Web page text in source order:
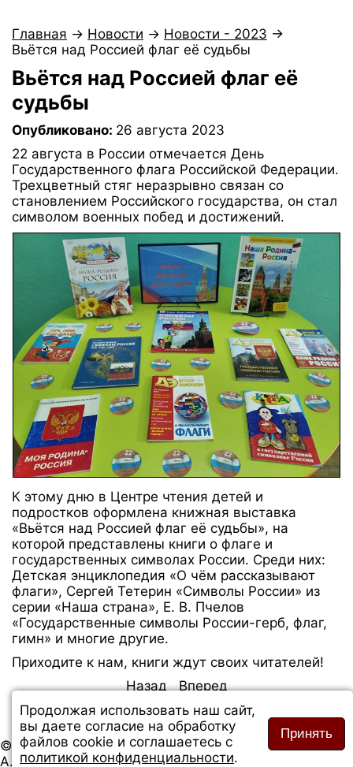
Главная → Новости → Новости - 2023 →
Вьётся над Россией флаг её судьбы
Вьётся над Россией флаг её
судьбы
Опубликовано: 26 августа 2023
22 августа в России отмечается День
Государственного флага Российской Федерации.
Трехцветный стяг неразрывно связан со
становлением Российского государства, он стал
символом военных побед и достижений.
К этому дню в Центре чтения детей и
подростков оформлена книжная выставка
«Вьётся над Россией флаг её судьбы», на
которой представлены книги о флаге и
государственных символах России. Среди них:
Детская энциклопедия «О чём рассказывают
флаги», Сергей Тетерин «Символы России» из
серии «Наша страна», Е. В. Пчелов
«Государственные символы России-герб, флаг,
гимн» и многие другие.
Приходите к нам, книги ждут своих читателей!
Назад
Вперед
© 2026 Сайт Слободской городской библиотеки им.
А. Грина. Все права защищены.
Продолжая использовать наш сайт,
вы даете согласие на обработку
файлов cookie и соглашаетесь с
политикой конфиденциальности.
Принять